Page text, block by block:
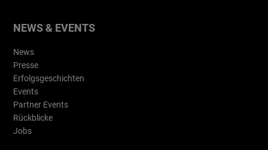
NEWS & EVENTS
News
Presse
Erfolgsgeschichten
Events
Partner Events
Rückblicke
Jobs